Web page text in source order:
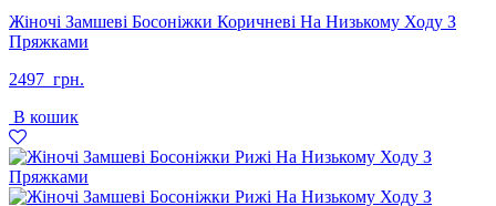
Жіночі Замшеві Босоніжки Коричневі На Низькому Ходу З
Пряжками
2497 грн.
В кошик